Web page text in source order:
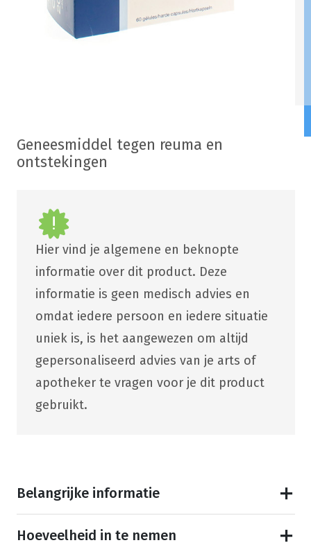
Geneesmiddel tegen reuma en
ontstekingen
Hier vind je algemene en beknopte
informatie over dit product. Deze
informatie is geen medisch advies en
omdat iedere persoon en iedere situatie
uniek is, is het aangewezen om altijd
gepersonaliseerd advies van je arts of
apotheker te vragen voor je dit product
gebruikt.
Belangrijke informatie
Hoeveelheid in te nemen